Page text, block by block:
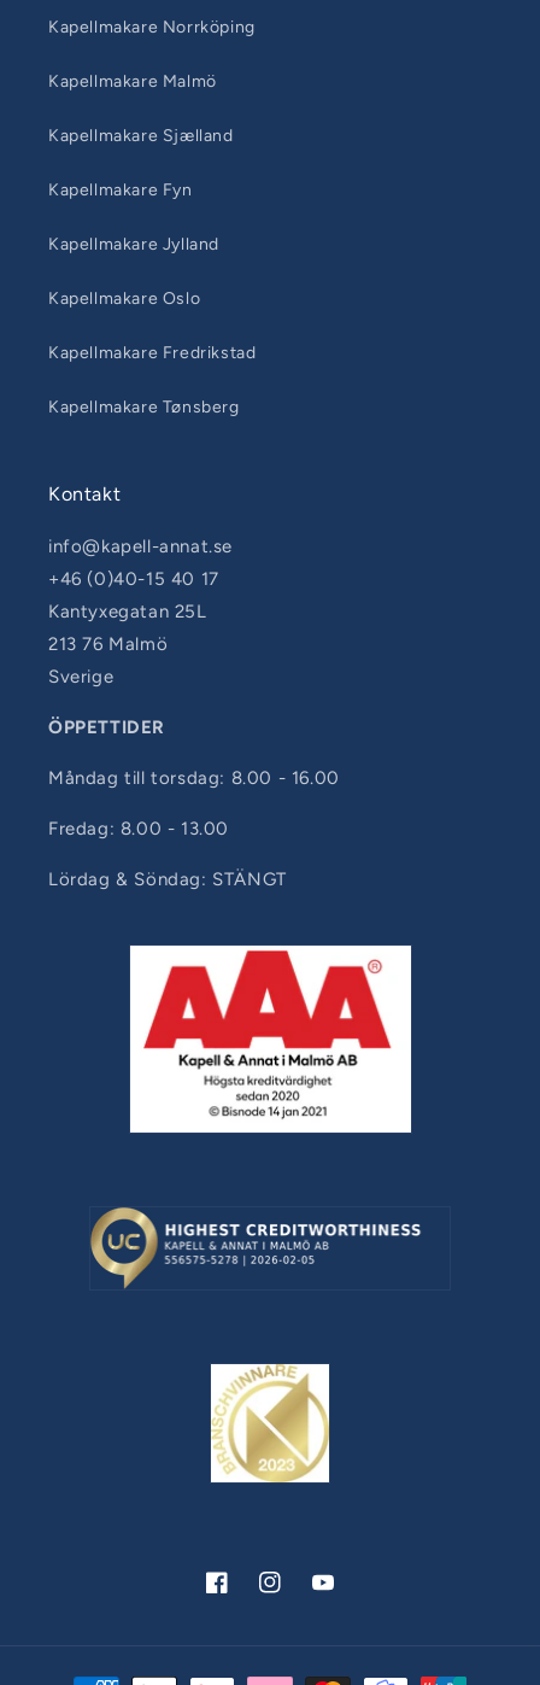
Kapellmakare Norrköping
Kapellmakare Malmö
Kapellmakare Sjælland
Kapellmakare Fyn
Kapellmakare Jylland
Kapellmakare Oslo
Kapellmakare Fredrikstad
Kapellmakare Tønsberg
Kontakt
info@kapell-annat.se
+46 (0)40-15 40 17
Kantyxegatan 25L
213 76 Malmö
Sverige
ÖPPETTIDER
Måndag till torsdag: 8.00 - 16.00
Fredag: 8.00 - 13.00
Lördag & Söndag: STÄNGT
FacebookInstagramYouTube
Betalningsmetoder